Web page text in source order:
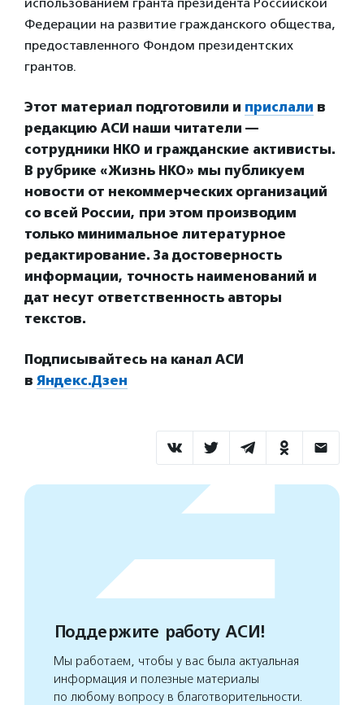
Федерации на развитие гражданского общества,
предоставленного Фондом президентских
грантов.
Этот материал подготовили и прислали в
редакцию АСИ наши читатели —
сотрудники НКО и гражданские активисты.
В рубрике «Жизнь НКО» мы публикуем
новости от некоммерческих организаций
со всей России, при этом производим
только минимальное литературное
редактирование. За достоверность
информации, точность наименований и
дат несут ответственность авторы
текстов.
Подписывайтесь на канал АСИ
в Яндекс.Дзен
Поддержите работу АСИ!
Мы работаем, чтобы у вас была актуальная
информация и полезные материалы
по любому вопросу в благотворительности.